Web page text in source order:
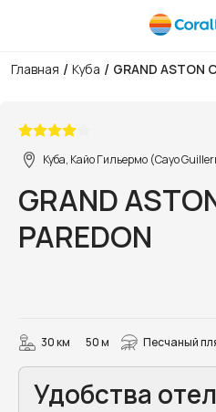
Главная / Куба / GRAND ASTON
Куба, Кайо Гильермо (Cayo
GRAND
PAREDON
30 км 50 м Песчаный
Удобства